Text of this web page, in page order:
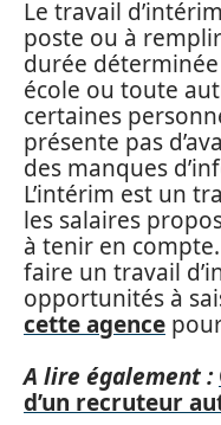
Le travail
poste ou à
durée
école ou toute
certaines
présente pas
des manques
L’intérim est un
les salaires
à tenir en
faire un travail
opportunités à
cette agence
A lire également :
d’un recruteur